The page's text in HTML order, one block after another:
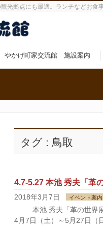
拠点にも最適。ランチなどお食
やかげ町家交流館 施設案内
タグ : 鳥取
4.7-5.27 本池 秀夫「革
2018年3月7日 イベント案内
本池 秀夫「革の世界展
4月7日（土）～5月27日（